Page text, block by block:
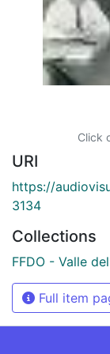
Click
URI
https://
3134
Collections
FFDO - Valle
Full item